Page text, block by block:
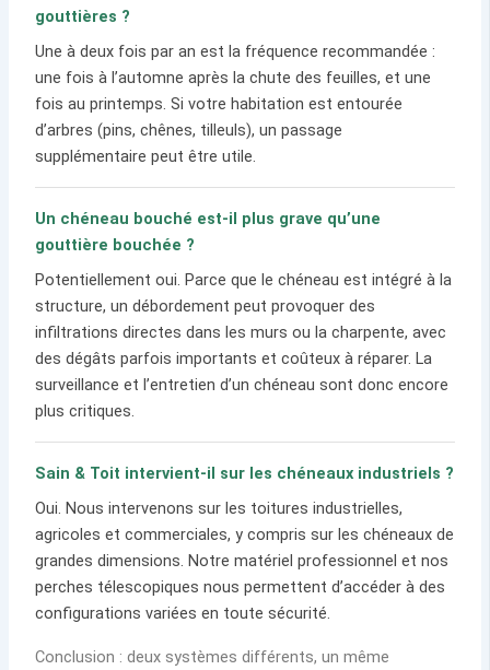
gouttières ?
Une à deux fois par an est la fréquence recommandée :
une fois à l’automne après la chute des feuilles, et une
fois au printemps. Si votre habitation est entourée
d’arbres (pins, chênes, tilleuls), un passage
supplémentaire peut être utile.
Un chéneau bouché est-il plus grave qu’une
gouttière bouchée ?
Potentiellement oui. Parce que le chéneau est intégré à la
structure, un débordement peut provoquer des
infiltrations directes dans les murs ou la charpente, avec
des dégâts parfois importants et coûteux à réparer. La
surveillance et l’entretien d’un chéneau sont donc encore
plus critiques.
Sain & Toit intervient-il sur les chéneaux industriels ?
Oui. Nous intervenons sur les toitures industrielles,
agricoles et commerciales, y compris sur les chéneaux de
grandes dimensions. Notre matériel professionnel et nos
perches télescopiques nous permettent d’accéder à des
configurations variées en toute sécurité.
Conclusion : deux systèmes différents, un même